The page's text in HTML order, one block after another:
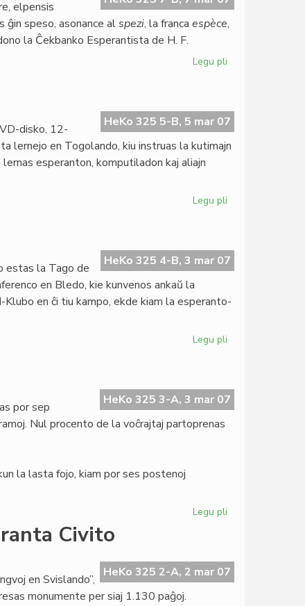
elpensis
ĝin speso, asonance alspezi, la franca espèce,
la Ĉekbanko Esperantista de H. F.
Legu pli
centjara
HeKo 325 5-B, 5 mar 07
disko, 12-
lernejo en Togolando, kiu instruas la kutimajn
esperanton, komputiladon kaj aliajn
Legu pli
Zamenhof
HeKo 325 4-B, 3 mar 07
estas la Tago de
en Bledo, kie kunvenos ankaŭ la
en ĉi tiu kampo, ekde kiam la esperanto-
Legu pli
por
Paco
HeKo 325 3-A, 3 mar 07
por sep
Nul procento de la voĉrajtaj partoprenas
la lasta fojo, kiam por ses postenoj
Legu pli
UEA
Civito
HeKo 325 2-A, 2 mar 07
en Svislando”,
monumente per siaj 1.130 paĝoj.